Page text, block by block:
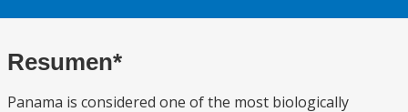
Resumen*
Panama is considered one of the most biologically